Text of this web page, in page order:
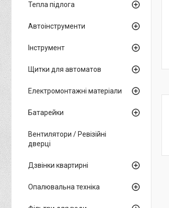
Тепла підлога
Автоінструменти
Інструмент
Щитки для автоматов
Електромонтажні матеріали
Батарейки
Вентилятори / Ревізійні
дверці
Дзвінки квартирні
Опалювальна техніка